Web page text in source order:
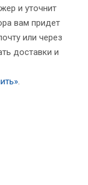
и уточнит
вам придет
или через
доставки и
.